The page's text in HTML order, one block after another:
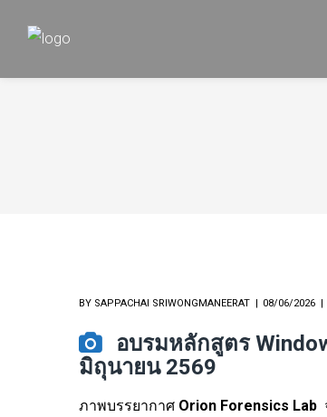
BY SAPPACHAI SRIWONGMANEERAT 08/06/2026
อบรมหลักสูตร
มิถุนายน 2569
ภาพบรรยากาศ Orion Forensics Lab